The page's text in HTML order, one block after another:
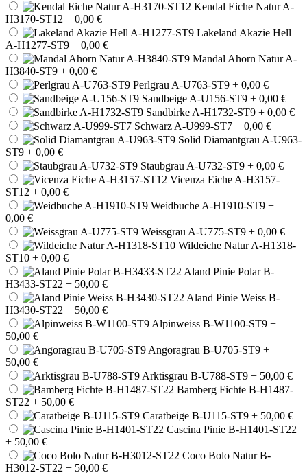
Kendal Eiche Natur A-
H3170-ST12 + 0,00 €
Lakeland Akazie Hell
A-H1277-ST9 + 0,00 €
Mandal Ahorn Natur A-
H3840-ST9 + 0,00 €
Perlgrau A-U763-ST9 + 0,00 €
Sandbeige A-U156-ST9 + 0,00 €
Sandbirke A-H1732-ST9 + 0,00 €
Schwarz A-U999-ST7 + 0,00 €
Solid Diamantgrau A-U963-
ST9 + 0,00 €
Staubgrau A-U732-ST9 + 0,00 €
Vicenza Eiche A-H3157-
ST12 + 0,00 €
Weidbuche A-H1910-ST9 +
0,00 €
Weissgrau A-U775-ST9 + 0,00 €
Wildeiche Natur A-H1318-
ST10 + 0,00 €
Aland Pinie Polar B-
H3433-ST22 + 50,00 €
Aland Pinie Weiss B-
H3430-ST22 + 50,00 €
Alpinweiss B-W1100-ST9 +
50,00 €
Angoragrau B-U705-ST9 +
50,00 €
Arktisgrau B-U788-ST9 + 50,00 €
Bamberg Fichte B-H1487-
ST22 + 50,00 €
Caratbeige B-U115-ST9 + 50,00 €
Cascina Pinie B-H1401-ST22
+ 50,00 €
Coco Bolo Natur B-
H3012-ST22 + 50,00 €